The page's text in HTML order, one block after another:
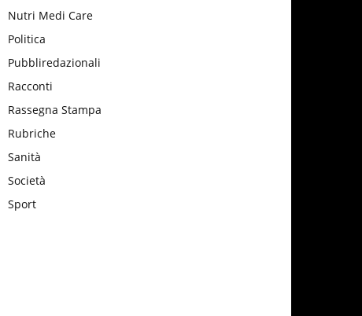
Nutri Medi Care
Politica
Pubbliredazionali
Racconti
Rassegna Stampa
Rubriche
Sanità
Società
Sport